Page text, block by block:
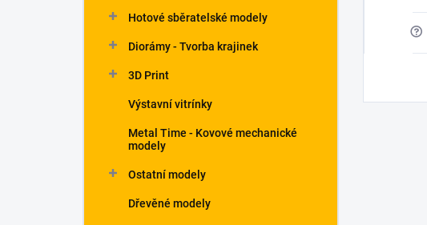
Hotové sběratelské modely
Diorámy - Tvorba krajinek
3D Print
Výstavní vitrínky
Metal Time - Kovové mechanické
modely
Ostatní modely
Dřevěné modely
?